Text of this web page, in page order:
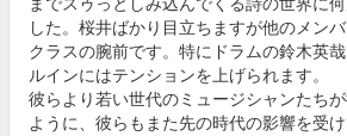
した。桜井ばかり目立ちますが他のメン
クラスの腕前です。特にドラムの鈴木英
ルインにはテンションを上げられます。
彼らより若い世代のミュージシャンたち
ように、彼らもまた先の時代の影響を受